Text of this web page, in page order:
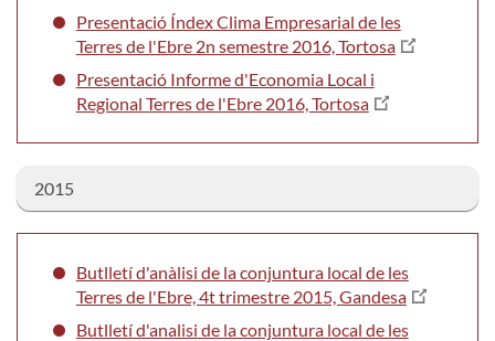
Presentació Índex Clima Empresarial de les
Terres de l'Ebre 2n semestre 2016, Tortosa
Presentació Informe d'Economia Local i
Regional Terres de l'Ebre 2016, Tortosa
2015
Butlletí d'anàlisi de la conjuntura local de les
Terres de l'Ebre, 4t trimestre 2015, Gandesa
Butlletí d'analisi de la conjuntura local de les